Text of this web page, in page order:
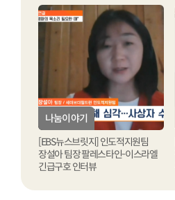
나눔이야기
[EBS뉴스브릿지] 인도적지원팀
장설아 팀장 팔레스타인-이스라엘
긴급구호 인터뷰
나눔이야기
[EBS뉴스브릿지] 인도적지원팀
장설아 팀장 팔레스타인-이스라엘
긴급구호 인터뷰